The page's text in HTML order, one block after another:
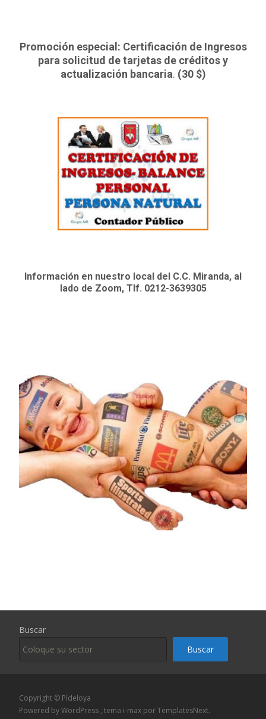
Promoción especial: Certificación de Ingresos
para solicitud de tarjetas de créditos y
actualización bancaria. (30 $)
Información en nuestro local del C.C. Miranda, al
lado de Zoom, Tlf. 0212-3639305
Buscar
Buscar
Copyright © Pídeloya
Powered by WordPress , tema i-max por TemplatesNext.